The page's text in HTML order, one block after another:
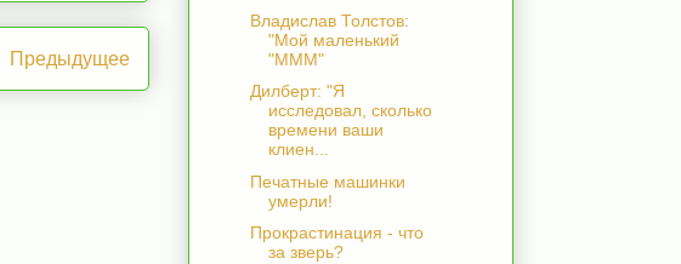
Предыдущее
Владислав Толстов:
"Мой маленький
"МММ"
Дилберт: "Я
исследовал, сколько
времени ваши
клиен...
Печатные машинки
умерли!
Прокрастинация - что
за зверь?